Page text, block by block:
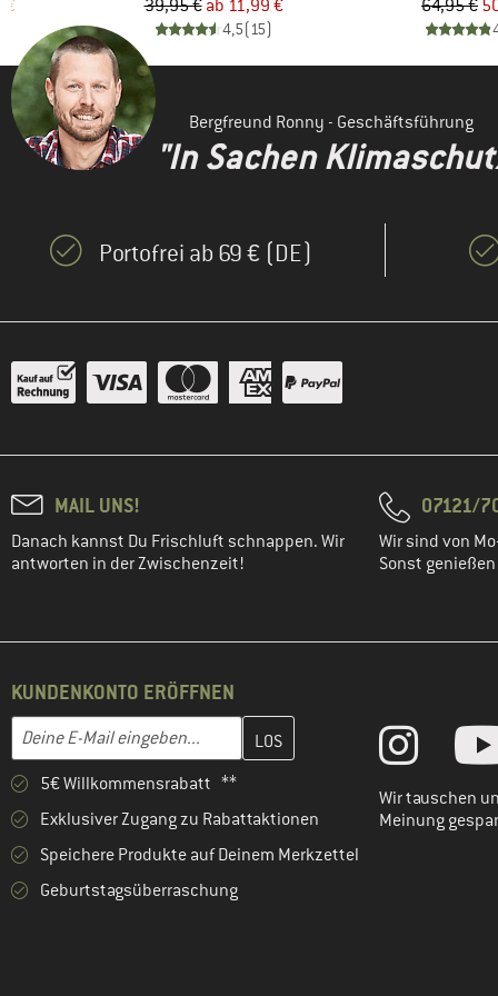
Preis
€ Preis
39,95 € reduzierter Preis
ab 11,99 €
4,5(15)
64,95 €
Bergfreund Ronny - Geschäftsführung
"In Sachen
Portofrei ab 69 € (DE)
MAIL UNS!
Danach kannst Du Frischluft schnappen. Wir
antworten in der Zwischenzeit!
07121/
Wir sind von
Sonst
KUNDENKONTO ERÖFFNEN
E-Mail-Adresse
Gib hier deine E-Mail-Adresse ein und erstelle im nächsten
5€ Willkommensrabatt **
Exklusiver Zugang zu Rabattaktionen
Speichere Produkte auf Deinem Merkzettel
Geburtstagsüberraschung
Wir tauschen
Meinung